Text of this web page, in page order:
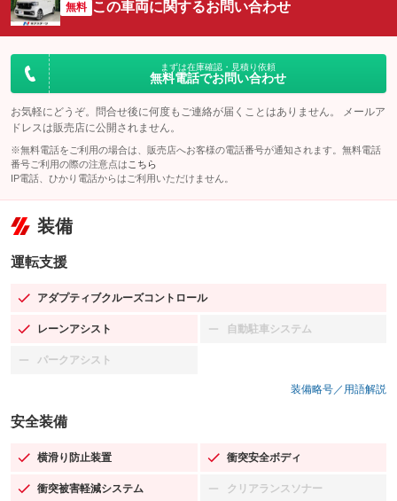
無料 この車両に関するお問い合わせ
まずは在庫確認・見積り依頼
無料電話でお問い合わせ
お気軽にどうぞ。問合せ後に何度もご連絡が届くことはありません。 メールア
ドレスは販売店に公開されません。
※無料電話をご利用の場合は、販売店へお客様の電話番号が通知されます。無料電話
番号ご利用の際の注意点は こちら
IP電話、ひかり電話からはご利用いただけません。
装備
運転支援
アダプティブクルーズコントロール
：装備あり
レーンアシスト
：装備あり 自動駐車システム
：装備なし
パークアシスト
：装備なし
装備略号／用語解説
安全装備
横滑り防止装置
：装備あり 衝突安全ボディ
：装備あり
衝突被害軽減システム
：装備あり クリアランスソナー
：装備なし